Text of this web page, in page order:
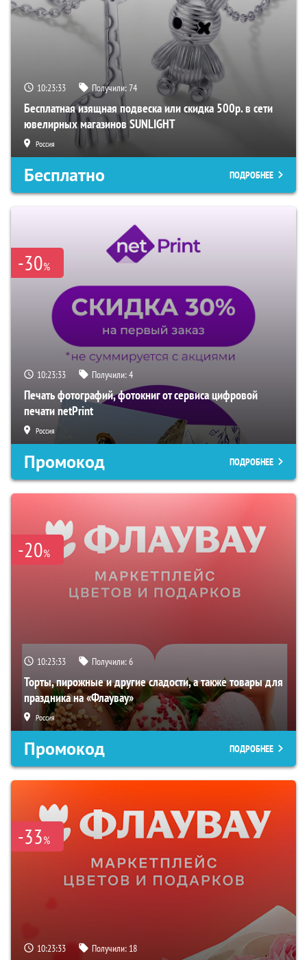
10:23:32 Получили:74
Бесплатная изящная подвеска или скидка 500р. в сети
ювелирных магазинов SUNLIGHT
Россия
Бесплатно ПОДРОБНЕЕ
-30%
10:23:32 Получили:4
Печать фотографий, фотокниг от сервиса цифровой
печати netPrint
Россия
Промокод ПОДРОБНЕЕ
-20%
10:23:32 Получили:6
Торты, пирожные и другие сладости, а также товары для
праздника на «Флаувау»
Россия
Промокод ПОДРОБНЕЕ
-33%
10:23:32 Получили: 18